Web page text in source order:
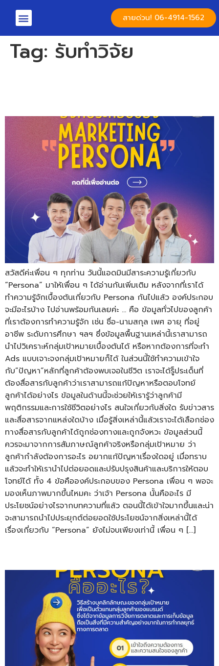
สายด่วน! 06-4914-1562
Tag: รับทำวิจัย
สวัสดีค่ะเพื่อน ๆ ทุกท่าน วันนี้แอดมินมีสาระความรู้เกี่ยวกับ
“Persona” มาให้เพื่อน ๆ ได้อ่านกันเพิ่มเติม หลังจากที่เราได้
ทำความรู้จักเบื้องต้นเกี่ยวกับ Persona กันไปแล้ว องค์ประกอบ
จะมีอะไรบ้าง ไปอ่านพร้อมกันเลยค่ะ … คือ ข้อมูลทั่วไปของลูกค้า
ที่เราต้องการทำความรู้จัก เช่น ชื่อ-นามสกุล เพศ อายุ ที่อยู่
อาชีพ ระดับการศึกษา ฯลฯ ซึ่งข้อมูลพื้นฐานเหล่านี้เราสามารถ
นำไปวิเคราะห์กลุ่มเป้าหมายเบื้องต้นได้ หรือหากต้องการที่จะทำ
Ads แบบเจาะจงกลุ่มเป้าหมายก็ได้ ในส่วนนี้ใช้ทำความเข้าใจ
กับ”ปัญหา”หลักที่ลูกค้าต้องพบเจอในชีวิต เราจะได้รู็ประเด็นที่
ต้องสื่อสารกับลูกค้าว่าเราสามารถแก้ปัญหาหรือตอบโจทย์
ลูกค้าได้อย่างไร ข้อมูลในด้านนี้จะช่วยให้เรารู้ว่าลูกค้ามี
พฤติกรรมและการใช้ชีวิตอย่างไร สนใจเกี่ยวกับสิ่งใด รับข่าวสาร
และสื่อสารจากแหล่งใดบ้าง เมื่อรู้สิ่งเหล่านี้แล้วเราจะได้เลือกช่อง
ทางสื่อสารกับลูกค้าได้ถูกช่องทางและถูกจังหวะ ข้อมูลส่วนนี้
ควรจะมาจากการสัมภาษณ์ลูกค้าจริงหรือกลุ่มเป้าหมาย ว่า
ลูกค้ากำลังต้องการอะไร อยากแก้ปัญหาเรื่องใดอยู่ เมื่อทราบ
แล้วจะทำให้เรานำไปต่อยอดและปรับปรุงสินค้าและบริการให้ตอบ
โจทย์ได้ ทั้ง 4 ข้อคือองค์ประกอบของ Persona เพื่อน ๆ พอจะ
มองเห็นภาพมากขึ้นไหมคะ ว่าเจ้า Persona นั้นคืออะไร มี
ประโยชน์อย่างไรจากบทความที่แล้ว ตอนนี้ได้เข้าใจมากขึ้นและน่า
จะสามารถนำไปประยุกต์ต่อยอดใช้ประโยชน์จากสิ่งเหล่านี้ได้
เรื่องเกี่ยวกับ “Persona” ยังไม่จบเพียงเท่านี้ เพื่อน ๆ […]